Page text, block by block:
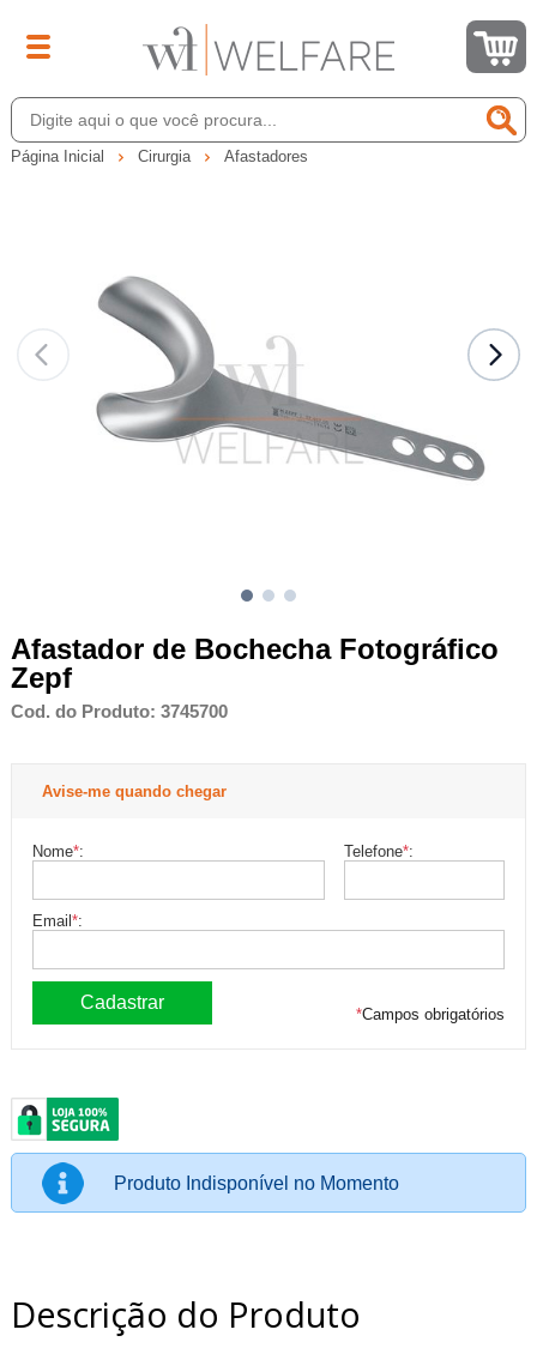
Página Inicial Cirurgia Afastadores
Afastador de Bochecha Fotográfico
Zepf
Cod. do Produto: 3745700
Avise-me quando chegar
Nome*: Telefone*:
Email*:
*Campos obrigatórios
Produto Indisponível no Momento
Descrição do Produto